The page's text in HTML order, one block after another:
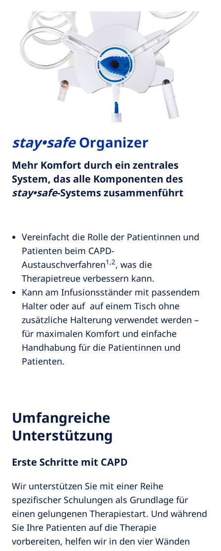
stay•safeOrganizer
Mehr Komfort durch ein zentrales
System, das alle Komponenten des
stay•safe-Systems zusammenführt
Vereinfacht die Rolle der Patientinnen und
Patienten beim CAPD-
Austauschverfahren1,2, was die
Therapietreue verbessern kann.
Kann am Infusionsständer mit passendem
Halter oder auf auf einem Tisch ohne
zusätzliche Halterung verwendet werden –
für maximalen Komfort und einfache
Handhabung für die Patientinnen und
Patienten.
Umfangreiche
Unterstützung
Erste Schritte mit CAPD
Wir unterstützen Sie mit einer Reihe
spezifischer Schulungen als Grundlage für
einen gelungenen Therapiestart. Und während
Sie Ihre Patienten auf die Therapie
vorbereiten, helfen wir in den vier Wänden